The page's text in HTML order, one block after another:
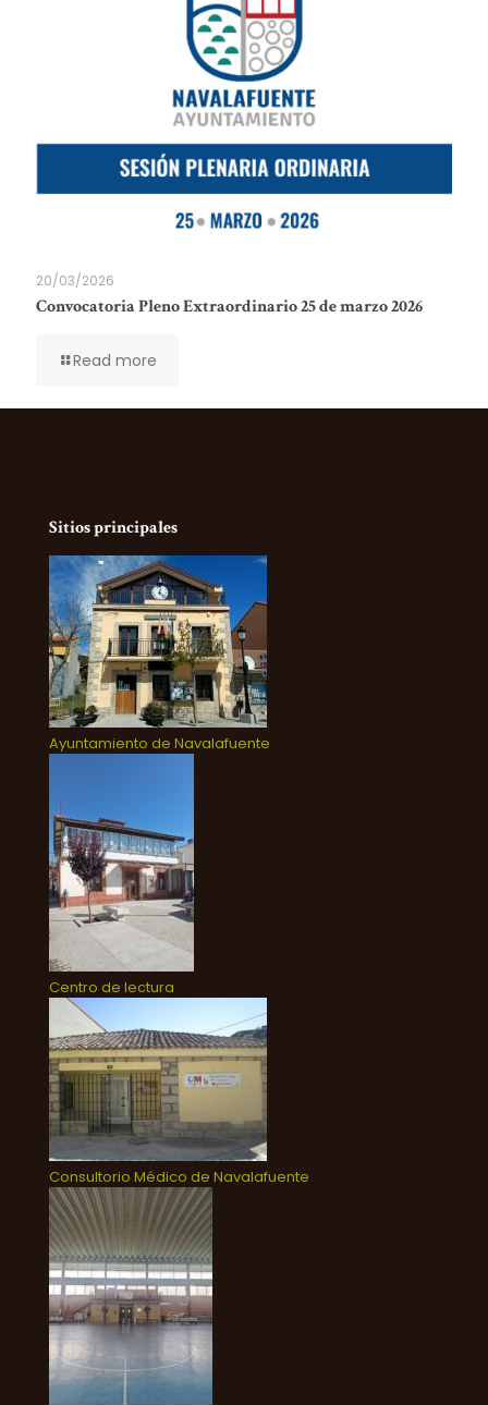
20/03/2026
Convocatoria Pleno Extraordinario 25 de marzo 2026
Read more
Sitios principales
Ayuntamiento de Navalafuente
Centro de lectura
Consultorio Médico de Navalafuente